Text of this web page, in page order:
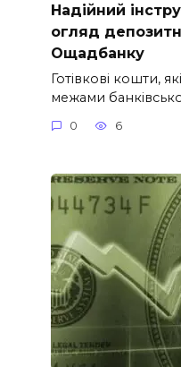
Надійний
огляд
Ощадбанку
Готівкові кошти,
межами
0 6